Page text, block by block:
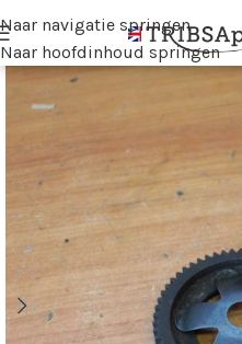
Naar navigatie springen
Naar hoofdinhoud springen